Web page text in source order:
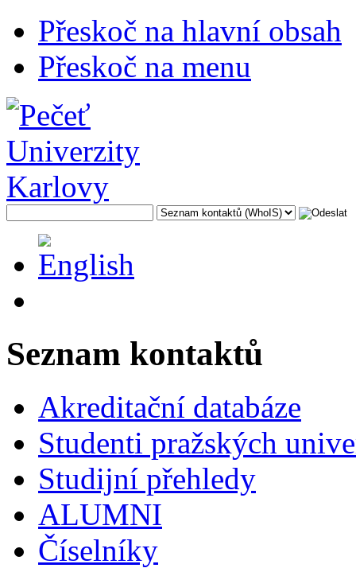
Přeskoč na hlavní obsah
Přeskoč na menu
Seznam kontaktů
Akreditační databáze
Studenti pražských
Studijní přehledy
ALUMNI
Číselníky